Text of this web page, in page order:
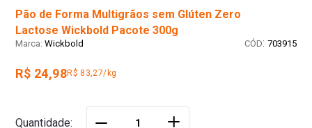
Pão de Forma Multigrãos sem Glúten Zero
Lactose Wickbold Pacote 300g
Wickbold : 703915
R$ 24,98R$ 83,27/kg
Quantidade ＋